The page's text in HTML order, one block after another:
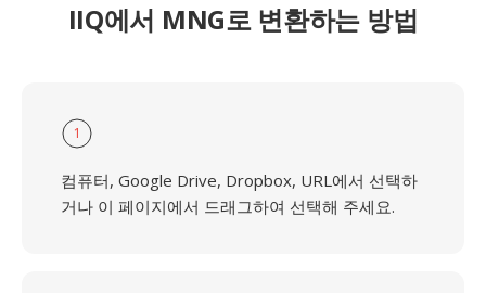
IIQ에서 MNG로 변환하는 방법
1
컴퓨터, Google Drive, Dropbox, URL에서 선택하
거나 이 페이지에서 드래그하여 선택해 주세요.